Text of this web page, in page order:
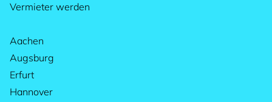
Vermieter werden
Aachen
Augsburg
Erfurt
Hannover